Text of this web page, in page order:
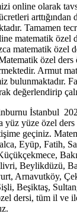
online olarak
arttığından
Tamamen
matematik özel
matematik özel
özel ders
Armut
bulunmaktadır.
değerlendirip
İstanbul
yüz yüze özel
geçiniz.
Eyüp, Fatih,
Beylikdüzü,
Arnavutköy,
Beşiktaş,
dersi, tüm il ve